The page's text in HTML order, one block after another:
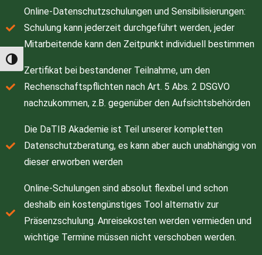
Umschalten auf hohe Kontraste
Online-Datenschutzschulungen und Sensibilisierungen:
Schulung kann jederzeit durchgeführt werden, jeder
Mitarbeitende kann den Zeitpunkt individuell bestimmen
Zertifikat bei bestandener Teilnahme, um den
Rechenschaftspflichten nach Art. 5 Abs. 2 DSGVO
nachzukommen, z.B. gegenüber den Aufsichtsbehörden
Die DaTIB Akademie ist Teil unserer kompletten
Datenschutzberatung, es kann aber auch unabhängig von
dieser erworben werden
Online-Schulungen sind absolut flexibel und schon
deshalb ein kostengünstiges Tool alternativ zur
Präsenzschulung. Anreisekosten werden vermieden und
wichtige Termine müssen nicht verschoben werden.